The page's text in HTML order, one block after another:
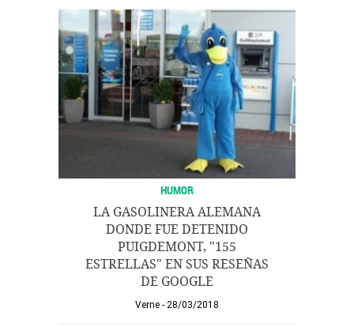
HUMOR
LA GASOLINERA ALEMANA
DONDE FUE DETENIDO
PUIGDEMONT, "155
ESTRELLAS" EN SUS RESEÑAS
DE GOOGLE
Verne 28/03/2018